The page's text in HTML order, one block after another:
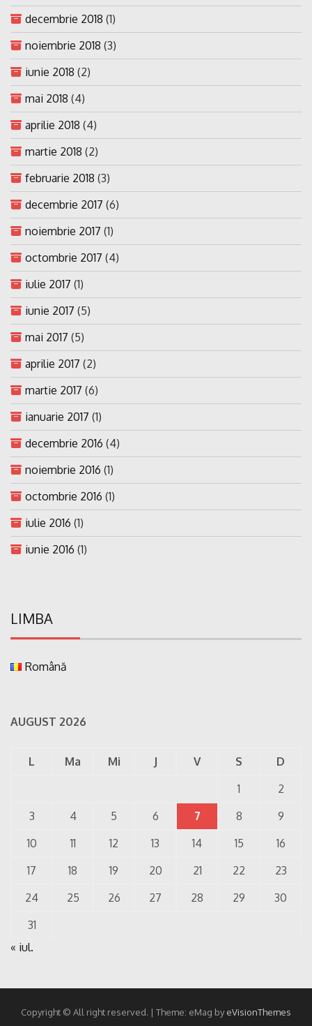
decembrie 2018 (1)
noiembrie 2018 (3)
iunie 2018 (2)
mai 2018 (4)
aprilie 2018 (4)
martie 2018 (2)
februarie 2018 (3)
decembrie 2017 (6)
noiembrie 2017 (1)
octombrie 2017 (4)
iulie 2017 (1)
iunie 2017 (5)
mai 2017 (5)
aprilie 2017 (2)
martie 2017 (6)
ianuarie 2017 (1)
decembrie 2016 (4)
noiembrie 2016 (1)
octombrie 2016 (1)
iulie 2016 (1)
iunie 2016 (1)
LIMBA
Română
AUGUST 2026
L Ma Mi J V S
D
1
2
3
4 5 6 7 8
9
10
11 12 13 14 15
16
17
18 19 20 21 22
23
24
25 26 27 28 29
30
31
« iul.
Copyright © All right reserved. | Theme: eMag byeVisionThemes